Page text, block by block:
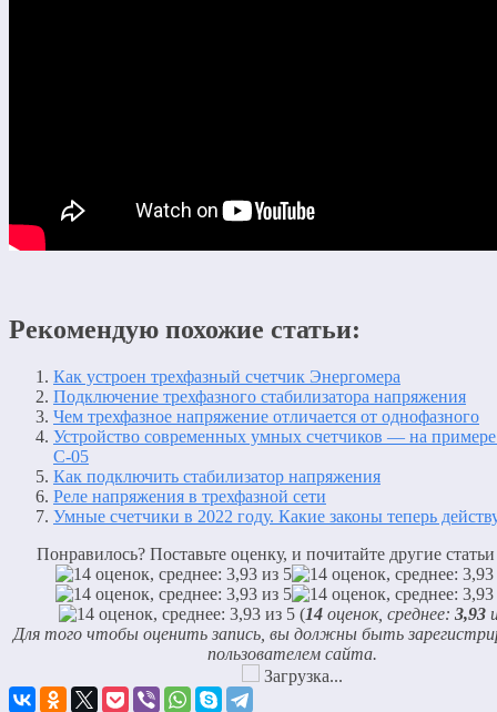
Рекомендую похожие статьи:
Как устроен трехфазный счетчик Энергомера
Подключение трехфазного стабилизатора напряжения
Чем трехфазное напряжение отличается от однофазного
Устройство современных умных счетчиков — на
С-05
Как подключить стабилизатор напряжения
Реле напряжения в трехфазной сети
Умные счетчики в 2022 году. Какие законы теперь
Понравилось? Поставьте оценку, и почитайте другие
(14 оценок, среднее: 3,93
Для того чтобы оценить запись, вы должны быть
пользователем сайта.
Загрузка...